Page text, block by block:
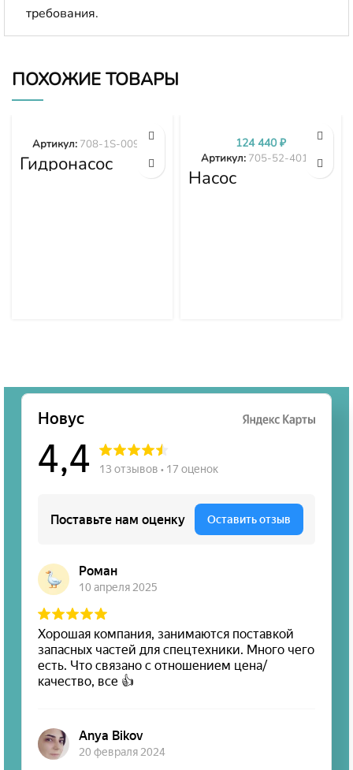
требования.
ПОХОЖИЕ ТОВАРЫ
Гидронасос
вентилятора
Артикул: 708-1S-00970
Насос
гидравлики в
Артикул: 705-52-40160
124 440₽